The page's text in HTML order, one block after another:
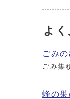
よ
ごみ
ごみ集
蜂の